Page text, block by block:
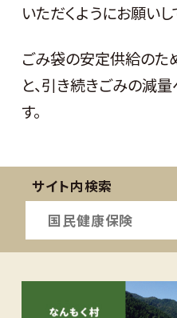
いただくようにお願いし
ごみ袋の安定供給のた
と、引き続きごみの減
す。
サイト内検索